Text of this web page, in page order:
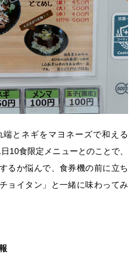
とネギをマヨネーズで和える
10食限定メニューとのことで、
るか悩んで、食券機の前に立ち
ョイタン」と一緒に味わってみ